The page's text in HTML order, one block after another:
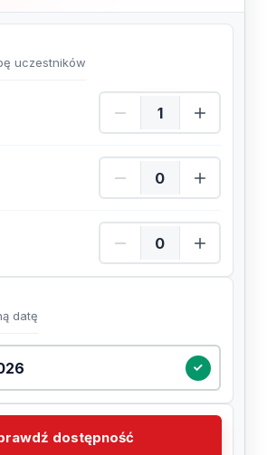
uczestników
Osoba Ilość
Dzieci Ilość
Dzieci Ilość
datę
dostępność
Wybierz preferowaną datę